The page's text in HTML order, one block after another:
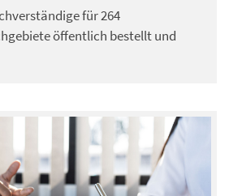
für 264
öffentlich bestellt und